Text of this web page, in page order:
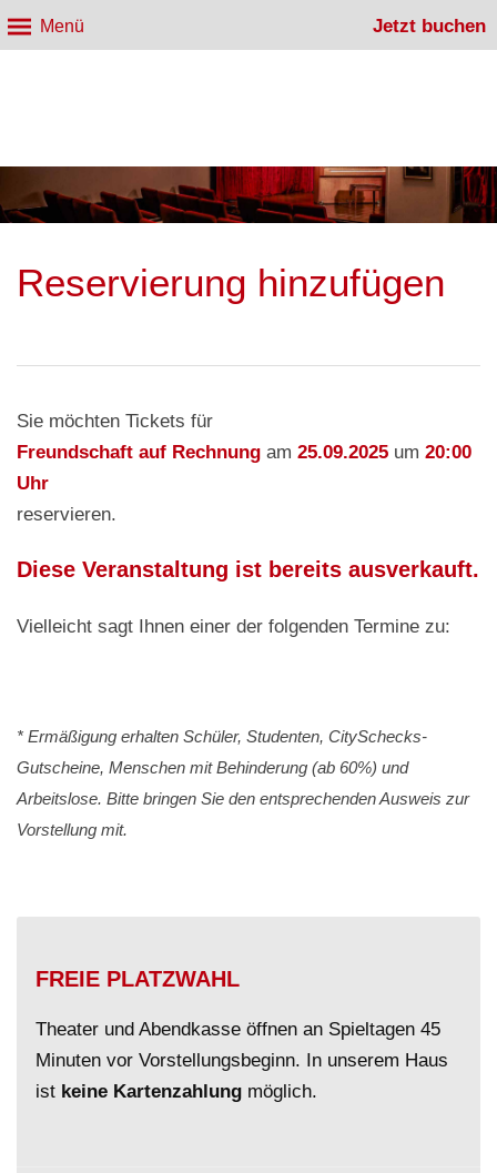
Menü Jetzt buchen
Reservierung hinzufügen
Sie möchten Tickets für
Freundschaft auf Rechnung am 25.09.2025 um 20:00
Uhr
reservieren.
Diese Veranstaltung ist bereits ausverkauft.
Vielleicht sagt Ihnen einer der folgenden Termine zu:
* Ermäßigung erhalten Schüler, Studenten, CitySchecks-
Gutscheine, Menschen mit Behinderung (ab 60%) und
Arbeitslose. Bitte bringen Sie den entsprechenden Ausweis zur
Vorstellung mit.
FREIE PLATZWAHL
Theater und Abendkasse öffnen an Spieltagen 45
Minuten vor Vorstellungsbeginn. In unserem Haus
ist keine Kartenzahlung möglich.